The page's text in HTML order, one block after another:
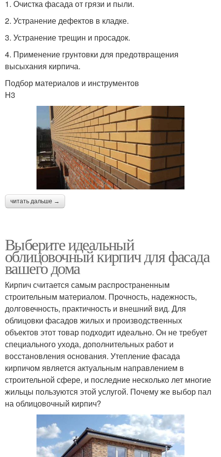
1. Очистка фасада от грязи и пыли.
2. Устранение дефектов в кладке.
3. Устранение трещин и просадок.
4. Применение грунтовки для предотвращения
высыхания кирпича.
Подбор материалов и инструментов
H3
читать дальше →
Выберите идеальный
облицовочный кирпич для фасада
вашего дома
Кирпич считается самым распространенным
строительным материалом. Прочность, надежность,
долговечность, практичность и внешний вид. Для
облицовки фасадов жилых и производственных
объектов этот товар подходит идеально. Он не требует
специального ухода, дополнительных работ и
восстановления основания. Утепление фасада
кирпичом является актуальным направлением в
строительной сфере, и последние несколько лет многие
жильцы пользуются этой услугой. Почему же выбор пал
на облицовочный кирпич?